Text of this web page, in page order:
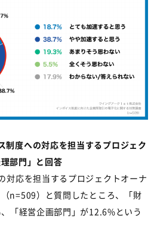
制度への対応を担当するプロジェク
部門」と回答
対応を担当するプロジェクトオーナ
n=509）と質問したところ、「財
、「経営企画部門」が12.6%という